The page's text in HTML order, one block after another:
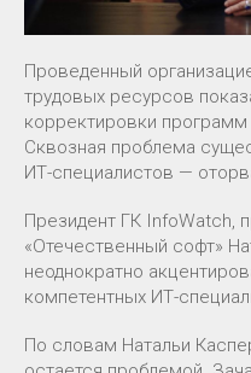
Проведенный
трудовых ресурсов
корректировки программ
Сквозная проблема
ИТ-специалистов —
Президент ГК InfoWatch,
«Отечественный софт»
неоднократно
компетентных ИТ-
По словам Натальи